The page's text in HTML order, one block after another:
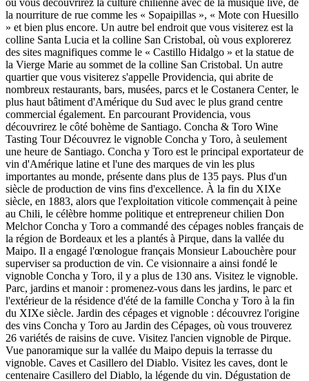
où vous découvrirez la culture chilienne avec de la musique live, de
la nourriture de rue comme les « Sopaipillas », « Mote con Huesillo
» et bien plus encore. Un autre bel endroit que vous visiterez est la
colline Santa Lucia et la colline San Cristobal, où vous explorerez
des sites magnifiques comme le « Castillo Hidalgo » et la statue de
la Vierge Marie au sommet de la colline San Cristobal. Un autre
quartier que vous visiterez s'appelle Providencia, qui abrite de
nombreux restaurants, bars, musées, parcs et le Costanera Center, le
plus haut bâtiment d'Amérique du Sud avec le plus grand centre
commercial également. En parcourant Providencia, vous
découvrirez le côté bohème de Santiago. Concha & Toro Wine
Tasting Tour Découvrez le vignoble Concha y Toro, à seulement
une heure de Santiago. Concha y Toro est le principal exportateur de
vin d'Amérique latine et l'une des marques de vin les plus
importantes au monde, présente dans plus de 135 pays. Plus d'un
siècle de production de vins fins d'excellence. À la fin du XIXe
siècle, en 1883, alors que l'exploitation viticole commençait à peine
au Chili, le célèbre homme politique et entrepreneur chilien Don
Melchor Concha y Toro a commandé des cépages nobles français de
la région de Bordeaux et les a plantés à Pirque, dans la vallée du
Maipo. Il a engagé l'œnologue français Monsieur Labouchère pour
superviser sa production de vin. Ce visionnaire a ainsi fondé le
vignoble Concha y Toro, il y a plus de 130 ans. Visitez le vignoble.
Parc, jardins et manoir : promenez-vous dans les jardins, le parc et
l'extérieur de la résidence d'été de la famille Concha y Toro à la fin
du XIXe siècle. Jardin des cépages et vignoble : découvrez l'origine
des vins Concha y Toro au Jardin des Cépages, où vous trouverez
26 variétés de raisins de cuve. Visitez l'ancien vignoble de Pirque.
Vue panoramique sur la vallée du Maipo depuis la terrasse du
vignoble. Caves et Casillero del Diablo. Visitez les caves, dont le
centenaire Casillero del Diablo, la légende du vin. Dégustation de